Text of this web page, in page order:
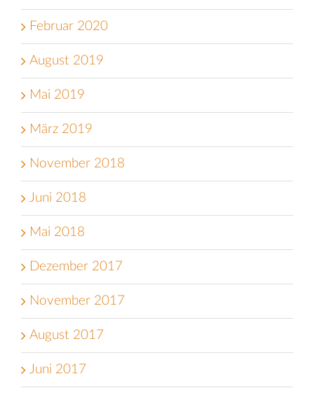
Februar 2020
August 2019
Mai 2019
März 2019
November 2018
Juni 2018
Mai 2018
Dezember 2017
November 2017
August 2017
Juni 2017